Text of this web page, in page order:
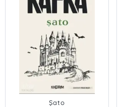
Şato